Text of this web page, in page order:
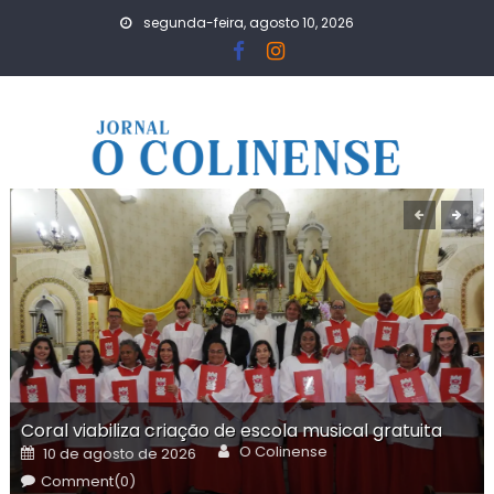
segunda-feira, agosto 10, 2026
Coral viabiliza criação de escola musical gratuita
Posted
on
10 de agosto de 2026 Author
O Colinense
Comment(0)